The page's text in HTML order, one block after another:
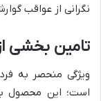
نگرانی از عواقب
تامین بخشی
ویژگی منحصر به
است؛ این محصول